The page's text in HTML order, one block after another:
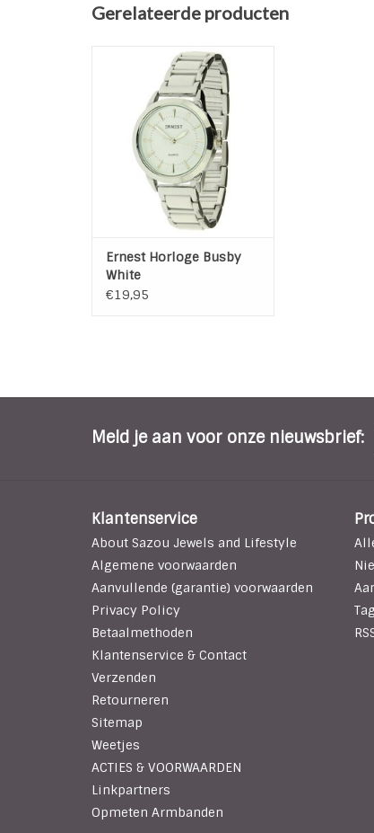
Gerelateerde producten
Ernest Dames Horloge Busby.
Metalen band met hard plastic
schakels
Roestvrij stalen achterkant
TOEVOEGEN AAN WINKELWAGEN
Ernest Horloge Busby
White
€19,95
Meld je aan voor onze nieuwsbrief:
Klantenservice
About Sazou Jewels and Lifestyle
Algemene voorwaarden
Aanvullende (garantie) voorwaarden
Privacy Policy
Betaalmethoden
Klantenservice & Contact
Verzenden
Retourneren
Sitemap
Weetjes
ACTIES & VOORWAARDEN
Linkpartners
Opmeten Armbanden